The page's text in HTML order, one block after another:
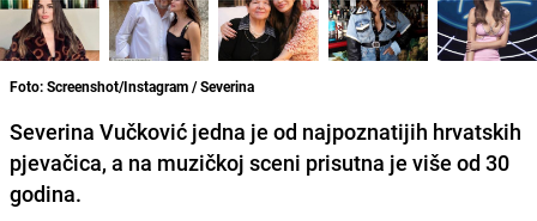
Foto: Screenshot/Instagram / Severina
Severina Vučković jedna je od najpoznatijih hrvatskih
pjevačica, a na muzičkoj sceni prisutna je više od 30
godina.